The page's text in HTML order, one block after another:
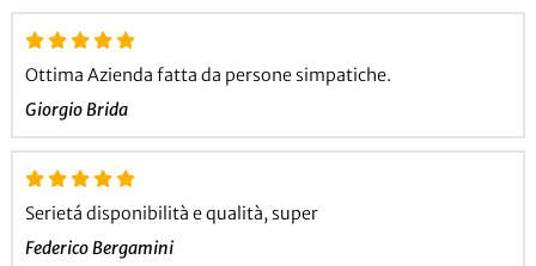
Ottima Azienda fatta da persone simpatiche.
Giorgio Brida
Serietá disponibilità e qualità, super
Federico Bergamini